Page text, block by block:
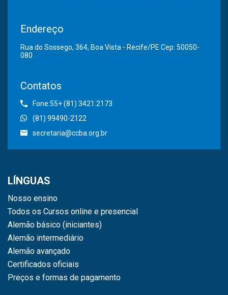
Endereço
Rua do Sossego, 364, Boa Vista - Recife/PE Cep: 50050-
080
Contatos
Fone:55+ (81) 3421.2173
(81) 99490-2122
secretaria@ccba.org.br
LÍNGUAS
Nosso ensino
Todos os Cursos online e presencial
Alemão básico (iniciantes)
Alemão intermediário
Alemão avançado
Certificados oficiais
Preços e formas de pagamento